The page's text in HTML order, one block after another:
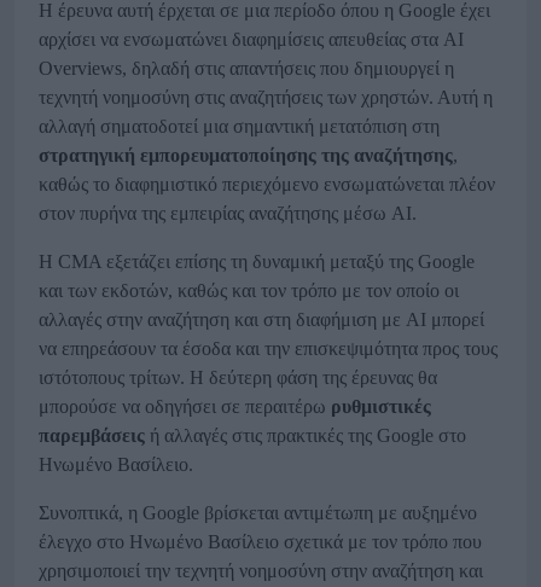
Η έρευνα αυτή έρχεται σε μια περίοδο όπου η Google έχει
αρχίσει να ενσωματώνει διαφημίσεις απευθείας στα AI
Overviews, δηλαδή στις απαντήσεις που δημιουργεί η
τεχνητή νοημοσύνη στις αναζητήσεις των χρηστών. Αυτή η
αλλαγή σηματοδοτεί μια σημαντική μετατόπιση στη
στρατηγική εμπορευματοποίησης της αναζήτησης,
καθώς το διαφημιστικό περιεχόμενο ενσωματώνεται πλέον
στον πυρήνα της εμπειρίας αναζήτησης μέσω AI.
Η CMA εξετάζει επίσης τη δυναμική μεταξύ της Google
και των εκδοτών, καθώς και τον τρόπο με τον οποίο οι
αλλαγές στην αναζήτηση και στη διαφήμιση με AI μπορεί
να επηρεάσουν τα έσοδα και την επισκεψιμότητα προς τους
ιστότοπους τρίτων. Η δεύτερη φάση της έρευνας θα
μπορούσε να οδηγήσει σε περαιτέρω ρυθμιστικές
παρεμβάσεις ή αλλαγές στις πρακτικές της Google στο
Ηνωμένο Βασίλειο.
Συνοπτικά, η Google βρίσκεται αντιμέτωπη με αυξημένο
έλεγχο στο Ηνωμένο Βασίλειο σχετικά με τον τρόπο που
χρησιμοποιεί την τεχνητή νοημοσύνη στην αναζήτηση και